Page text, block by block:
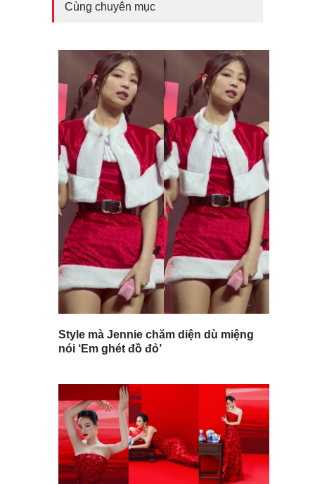
Cùng chuyên mục
Style mà Jennie chăm diện dù miệng
nói ‘Em ghét đồ đỏ’